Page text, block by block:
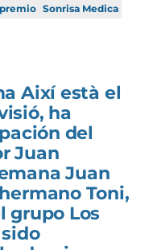
premio Sonrisa Medica
Així està el
ha
del
Juan
Juan
Toni,
grupo Los